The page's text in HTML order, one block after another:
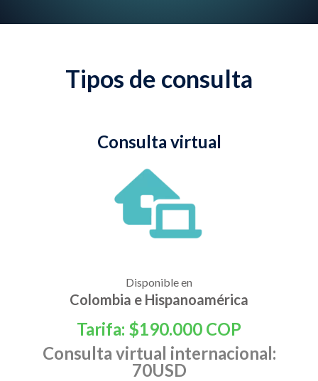
Tipos de consulta
Consulta virtual
Disponible en
Colombia e Hispanoamérica
Tarifa: $190.000 COP
Consulta virtual internacional:
70USD